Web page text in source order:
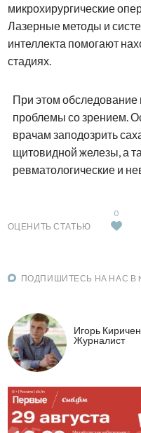
микрохирургические
Лазерные методы и
интеллекта помогают
стадиях.
При этом обследование
проблемы со зрением.
врачам заподозрить
щитовидной железы, а
ревматологические и
ОЦЕНИТЬ СТАТЬЮ
0
ПОДПИШИТЕСЬ НА НАС В
Игорь
Журналист